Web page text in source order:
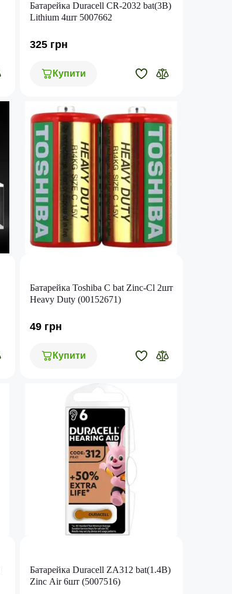
Батарейка Duracell CR-2032 bat(3B)
Lithium 4шт 5007662
325 грн
Купити
Батарейка Toshiba C bat Zinc-Cl 2шт
Heavy Duty (00152671)
49 грн
Купити
Батарейка Duracell ZA312 bat(1.4B)
Zinc Air 6шт (5007516)